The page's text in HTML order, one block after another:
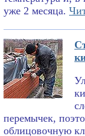
уже 2 месяца.
перемычек,
облицовочную